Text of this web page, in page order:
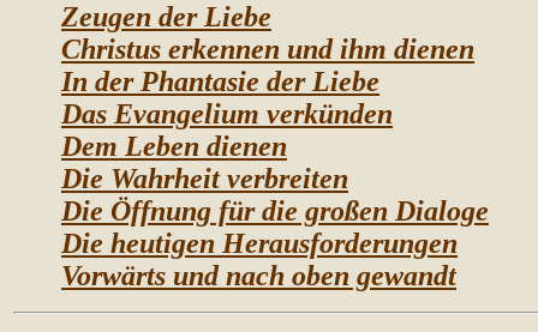
Zeugen der Liebe
Christus erkennen und ihm dienen
In der Phantasie der Liebe
Das Evangelium verkünden
Dem Leben dienen
Die Wahrheit verbreiten
Die Öffnung für die großen Dialoge
Die heutigen Herausforderungen
Vorwärts und nach oben gewandt